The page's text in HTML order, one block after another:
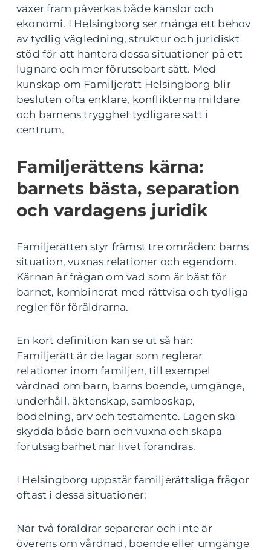
växer fram påverkas både känslor och
ekonomi. I Helsingborg ser många ett behov
av tydlig vägledning, struktur och juridiskt
stöd för att hantera dessa situationer på ett
lugnare och mer förutsebart sätt. Med
kunskap om Familjerätt Helsingborg blir
besluten ofta enklare, konflikterna mildare
och barnens trygghet tydligare satt i
centrum.
Familjerättens kärna:
barnets bästa, separation
och vardagens juridik
Familjerätten styr främst tre områden: barns
situation, vuxnas relationer och egendom.
Kärnan är frågan om vad som är bäst för
barnet, kombinerat med rättvisa och tydliga
regler för föräldrarna.
En kort definition kan se ut så här:
Familjerätt är de lagar som reglerar
relationer inom familjen, till exempel
vårdnad om barn, barns boende, umgänge,
underhåll, äktenskap, samboskap,
bodelning, arv och testamente. Lagen ska
skydda både barn och vuxna och skapa
förutsägbarhet när livet förändras.
I Helsingborg uppstår familjerättsliga frågor
oftast i dessa situationer:
När två föräldrar separerar och inte är
överens om vårdnad, boende eller umgänge